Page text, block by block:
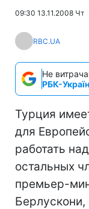
09:30 13.11.2008 Чт
RBC.UA
Не
РБК-
Турция
для
работать
остальных
премьер-
Берлускони,